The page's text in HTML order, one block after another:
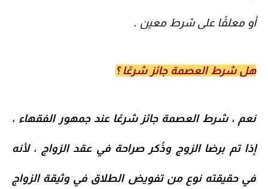
أو معلقًا على شرط معين .
هل شرط العصمة جائز شرعًا ؟
نعم ، شرط العصمة جائز شرعًا عند جمهور الفقهاء ،
إذا تم برضا الزوج وذُكر صراحة في عقد الزواج ، لأنه
في حقيقته نوع من تفويض الطلاق في وثيقة الزواج